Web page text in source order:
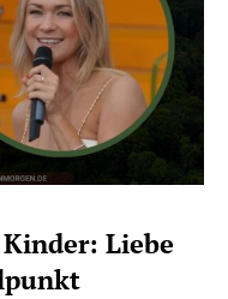
Liebe